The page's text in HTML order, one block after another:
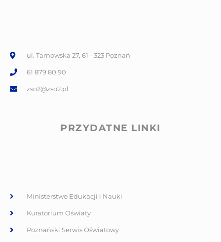
ul. Tarnowska 27, 61 - 323 Poznań
61 879 80 90
zso2@zso2.pl
PRZYDATNE LINKI
Ministerstwo Edukacji i Nauki
Kuratorium Oświaty
Poznański Serwis Oświatowy